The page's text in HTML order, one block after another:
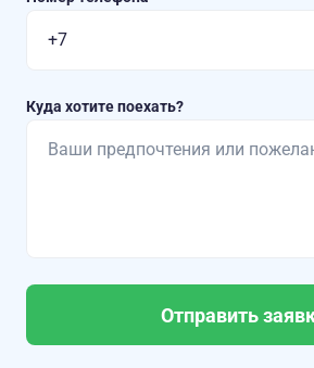
Куда хотите поехать?
Отправить